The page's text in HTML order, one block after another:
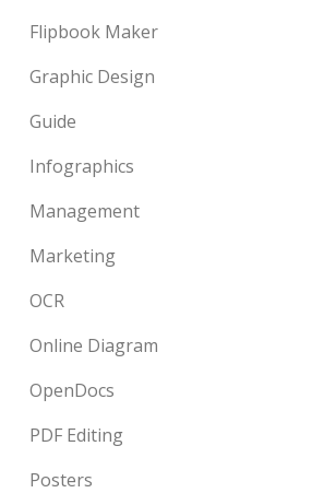
Flipbook Maker
Graphic Design
Guide
Infographics
Management
Marketing
OCR
Online Diagram
OpenDocs
PDF Editing
Posters